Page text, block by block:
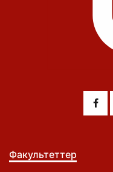
Факультеттер